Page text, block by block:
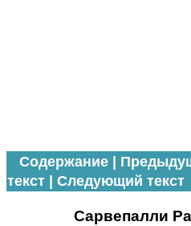
Содержание
текст
Следующий текст
Сарвепалли